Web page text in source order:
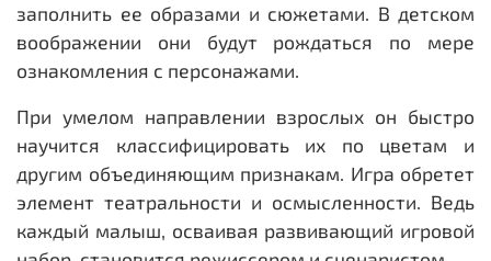
заполнить ее образами и сюжетами. В детском
воображении они будут рождаться по мере
ознакомления с персонажами.
При умелом направлении взрослых он быстро
научится классифицировать их по цветам и
другим объединяющим признакам. Игра обретет
элемент театральности и осмысленности. Ведь
каждый малыш, осваивая развивающий игровой